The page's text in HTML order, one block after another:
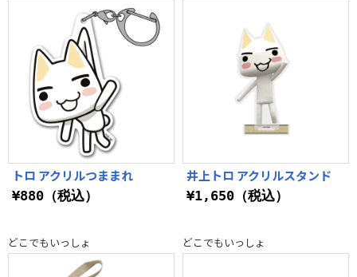
トロ アクリルつままれ
¥880（税込）
井上トロ アクリルスタンド
¥1,650（税込）
どこでもいっしょ どこでもいっしょ